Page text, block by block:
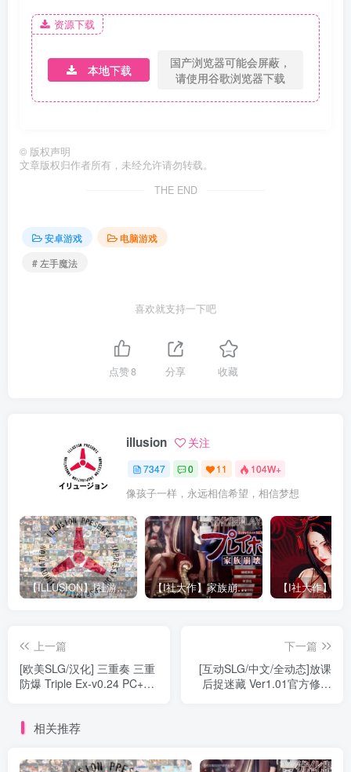
资源下载
本地下载
国产浏览器可能会屏蔽，
请使用谷歌浏览器下载
© 版权声明
文章版权归作者所有，未经允许请勿转载。
THE END
安卓游戏
电脑游戏
# 左手魔法
喜欢就支持一下吧
点赞8 分享 收藏
illusion 关注
7347 0 11 104W+
像孩子一样，永远相信希望，相信梦想
【ILLUSION】I社游戏合集截至2025 无修正汉化硬盘纯净版手慢无[微云/OD] 【I社大作】家族崩坏Playhome 终极12.0收藏版新整合【85G/补档福利】【年费会员专享，手慢无】
上一篇
[欧美SLG/汉化] 三重奏 三重
防爆 Triple Ex-v0.24 PC+安
下一篇
[互动SLG/中文/全动态]放课
后捉迷藏 Ver1.01官方修复
相关推荐